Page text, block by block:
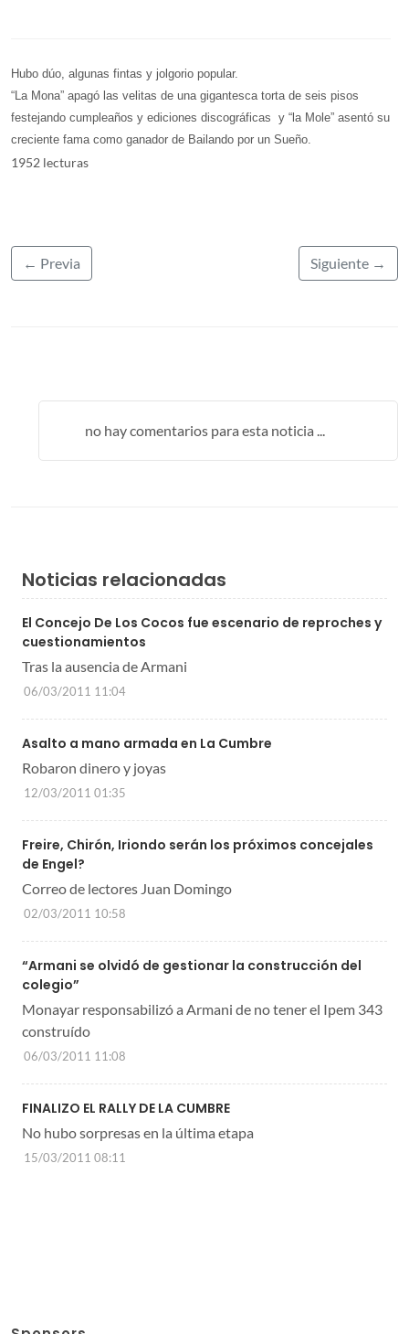
Hubo dúo, algunas fintas y jolgorio popular.
“La Mona” apagó las velitas de una gigantesca torta de seis pisos
festejando cumpleaños y ediciones discográficas y “la Mole” asentó su
creciente fama como ganador de Bailando por un Sueño.
1952 lecturas
← Previa Siguiente →
no hay comentarios para esta noticia ...
Noticias relacionadas
El Concejo De Los Cocos fue escenario de reproches y
cuestionamientos
Tras la ausencia de Armani
06/03/2011 11:04
Asalto a mano armada en La Cumbre
Robaron dinero y joyas
12/03/2011 01:35
Freire, Chirón, Iriondo serán los próximos concejales
de Engel?
Correo de lectores Juan Domingo
02/03/2011 10:58
“Armani se olvidó de gestionar la construcción del
colegio”
Monayar responsabilizó a Armani de no tener el Ipem 343
construído
06/03/2011 11:08
FINALIZO EL RALLY DE LA CUMBRE
No hubo sorpresas en la última etapa
15/03/2011 08:11